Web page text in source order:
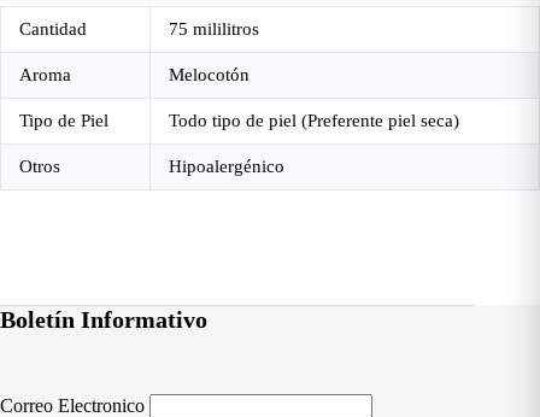
Cantidad 75 mililitros
Aroma Melocotón
Tipo de Piel Todo tipo de piel (Preferente piel seca)
Otros Hipoalergénico
Boletín Informativo
Correo Electronico